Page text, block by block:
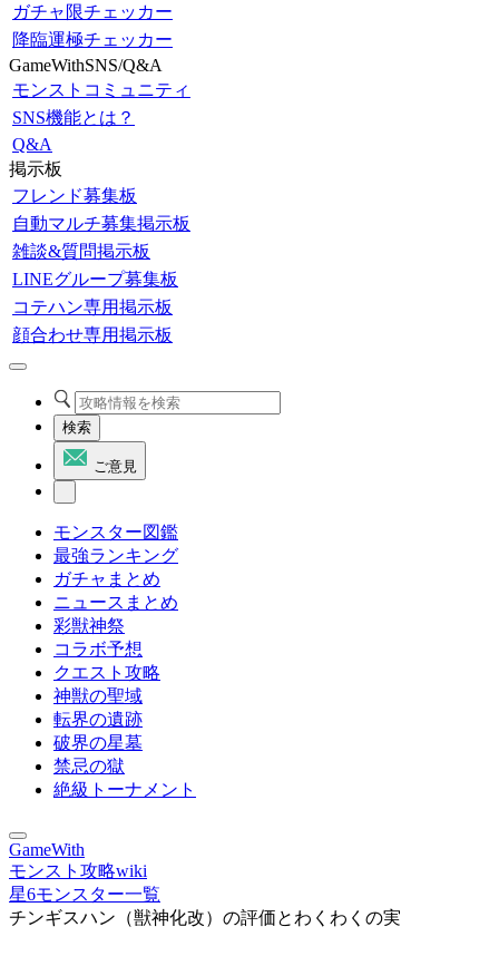
ガチャ限チェッカー
降臨運極チェッカー
GameWithSNS/Q&A
モンストコミュニティ
SNS機能とは？
Q&A
掲示板
フレンド募集板
自動マルチ募集掲示板
雑談&質問掲示板
LINEグループ募集板
コテハン専用掲示板
顔合わせ専用掲示板
検索
ご意見
モンスター図鑑
最強ランキング
ガチャまとめ
ニュースまとめ
彩獣神祭
コラボ予想
クエスト攻略
神獣の聖域
転界の遺跡
破界の星墓
禁忌の獄
絶級トーナメント
GameWith
モンスト攻略wiki
星6モンスター一覧
チンギスハン（獣神化改）の評価とわくわくの実